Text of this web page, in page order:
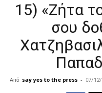
15) «Ζήτα
σου
Από say yes to the press - 07/12/